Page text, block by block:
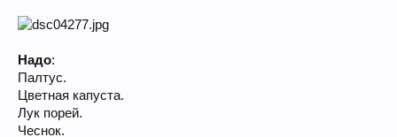
Надо:
Палтус.
Цветная капуста.
Лук порей.
Чеснок.